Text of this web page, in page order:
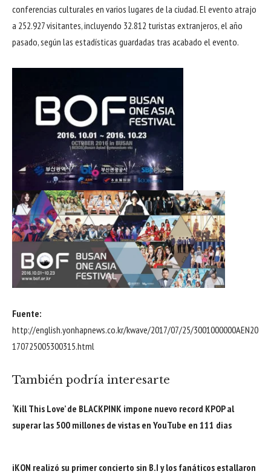
conferencias culturales en varios lugares de la ciudad. El evento atrajo
a 252.927 visitantes, incluyendo 32.812 turistas extranjeros, el año
pasado, según las estadísticas guardadas tras acabado el evento.
Fuente:
http://english.yonhapnews.co.kr/kwave/2017/07/25/3001000000AEN20
170725005300315.html
También podría interesarte
‘Kill This Love’ de BLACKPINK impone nuevo record KPOP al
superar las 500 millones de vistas en YouTube en 111 dias
iKON realizó su primer concierto sin B.I y los fanáticos estallaron